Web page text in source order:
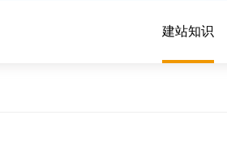
建站知识